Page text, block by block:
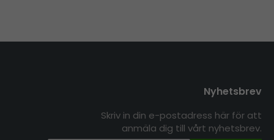
Nyhetsbrev
Skriv in din e-postadress här för att
anmäla dig till vårt nyhetsbrev.